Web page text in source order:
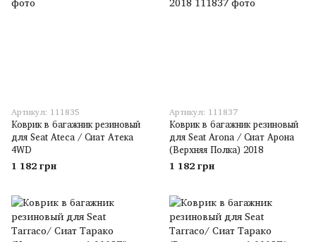
Артикул: 111835
Коврик в багажник резиновый
для Seat Ateca / Сиат Атека
4WD
1 182 грн
Артикул: 111837
Коврик в багажник резиновый
для Seat Arona / Сиат Арона
(Верхняя Полка) 2018
1 182 грн